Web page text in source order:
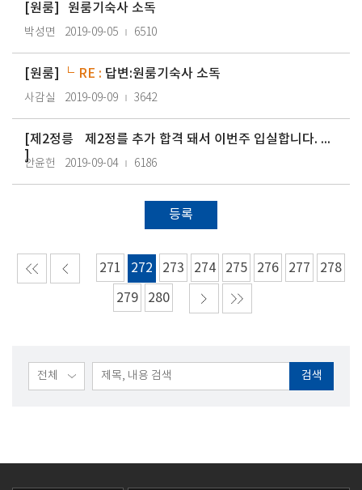
[원룸] 원룸기숙사 소독
박성면 2019-09-05 6510
[원룸] RE : 답변:원룸기숙사 소독
사감실 2019-09-09 3642
[제2정릉
]
제2정를 추가 합격 돼서 이번주 입실합니다. 서류는 어디에 제출 하나요?
안윤헌 2019-09-04 6186
등록
271 272 273 274 275 276 277 278
279 280
검색